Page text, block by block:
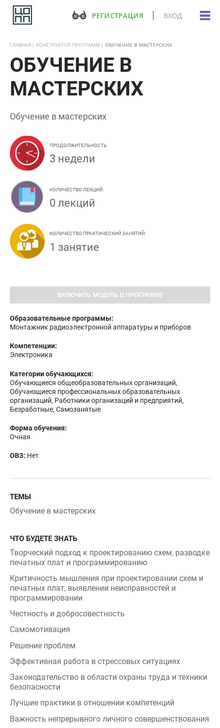
РЕГИСТРАЦИЯ ВХОД
ГЛАВНАЯ КОНСТРУКТОР ПРОГРАММ ОБУЧЕНИЕ В МАСТЕРСКИХ
Монтажник радиоэлектронной аппаратуры и приборов
Электроника
Обучающиеся общеобразовательных организаций,
Обучающиеся профессиональных образовательных
организаций, Работники организаций и предприятий,
Безработные, Самозанятые
Очная
ОБУЧЕНИЕ В
МАСТЕРСКИХ
Обучение в мастерских
3 недели
КОЛИЧЕСТВО ЛЕКЦИЙ:
0 лекций
1 занятие
Обучение в мастерских
Творческий подход к проектированию схем, разводке
печатных плат и программированию
Критичность мышления при проектировании схем и
печатных плат, выявлении неисправностей и
программировании
Честность и добросовестность
Самомотивация
Решение проблем
Эффективная работа в стрессовых ситуациях
Законодательство в области охраны труда и техники
безопасности
Лучшие практики в отношении компетенций
Важность непрерывного личного совершенствования
Корпоративная культура и методы работы компании,